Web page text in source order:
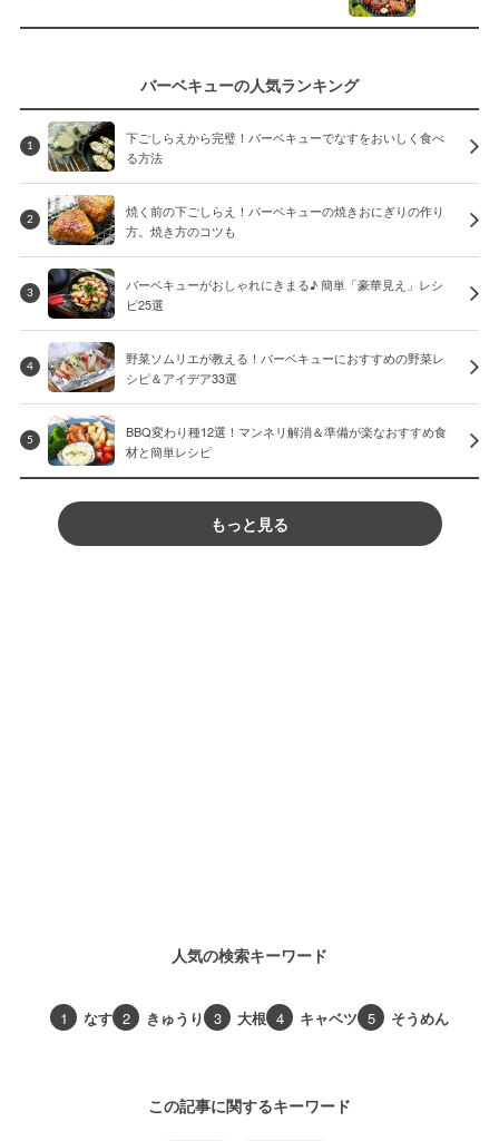
バーベキューの人気ランキング
1
下ごしらえから完璧！バーベキューでなすをおいしく食べ
る方法
2
焼く前の下ごしらえ！バーベキューの焼きおにぎりの作り
方。焼き方のコツも
3
バーベキューがおしゃれにきまる♪ 簡単「豪華見え」レシ
ピ25選
4
野菜ソムリエが教える！バーベキューにおすすめの野菜レ
シピ＆アイデア33選
5
BBQ変わり種12選！マンネリ解消＆準備が楽なおすすめ食
材と簡単レシピ
もっと見る
人気の検索キーワード
1 なす 2 きゅうり 3 大根 4 キャベツ 5 そうめん
この記事に関するキーワード